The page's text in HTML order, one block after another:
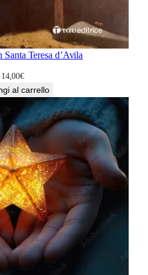
Teresa d’Avila
14,00€
al carrello